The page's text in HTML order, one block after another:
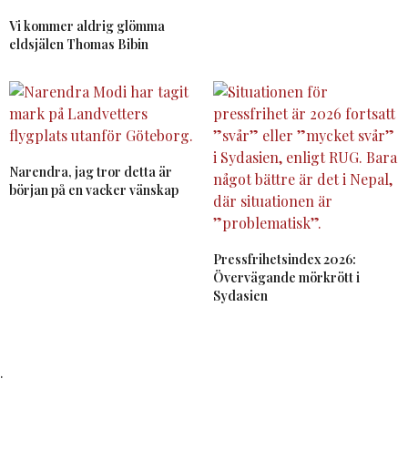
Vi kommer aldrig glömma
eldsjälen Thomas Bibin
Narendra, jag tror detta är
början på en vacker vänskap
Pressfrihetsindex 2026:
Övervägande mörkrött i
Sydasien
.